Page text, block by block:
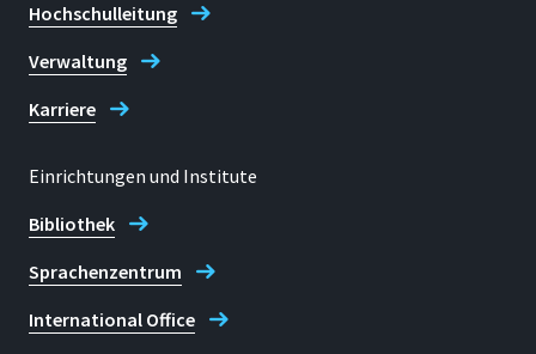
Hochschulleitung
Verwaltung
Karriere
Einrichtungen und Institute
Bibliothek
Sprachenzentrum
International Office